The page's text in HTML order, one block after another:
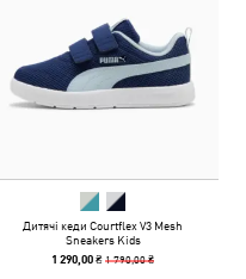
Дитячі кеди Courtflex V3 Mesh
Sneakers Kids
1 290,00 ₴1 790,00 ₴